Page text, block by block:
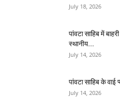
July 18, 2026
पांवटा साहिब में
स्थानीय...
July 14, 2026
पांवटा साहिब के
July 14, 2026